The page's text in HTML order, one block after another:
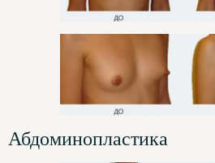
Абдоминопластика